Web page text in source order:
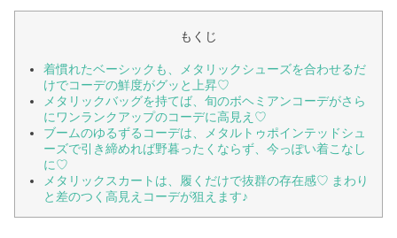
もくじ
着慣れたベーシックも、メタリックシューズを合わせるだ
けでコーデの鮮度がグッと上昇♡
メタリックバッグを持てば、旬のボヘミアンコーデがさら
にワンランクアップのコーデに高見え♡
ブームのゆるずるコーデは、メタルトゥポインテッドシュ
ーズで引き締めれば野暮ったくならず、今っぽい着こなし
に♡
メタリックスカートは、履くだけで抜群の存在感♡ まわり
と差のつく高見えコーデが狙えます♪